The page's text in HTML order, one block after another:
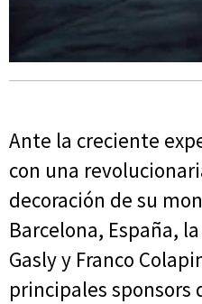
Ante la creciente
con una
decoración de su
Barcelona, España,
Gasly y Franco
principales sponsors